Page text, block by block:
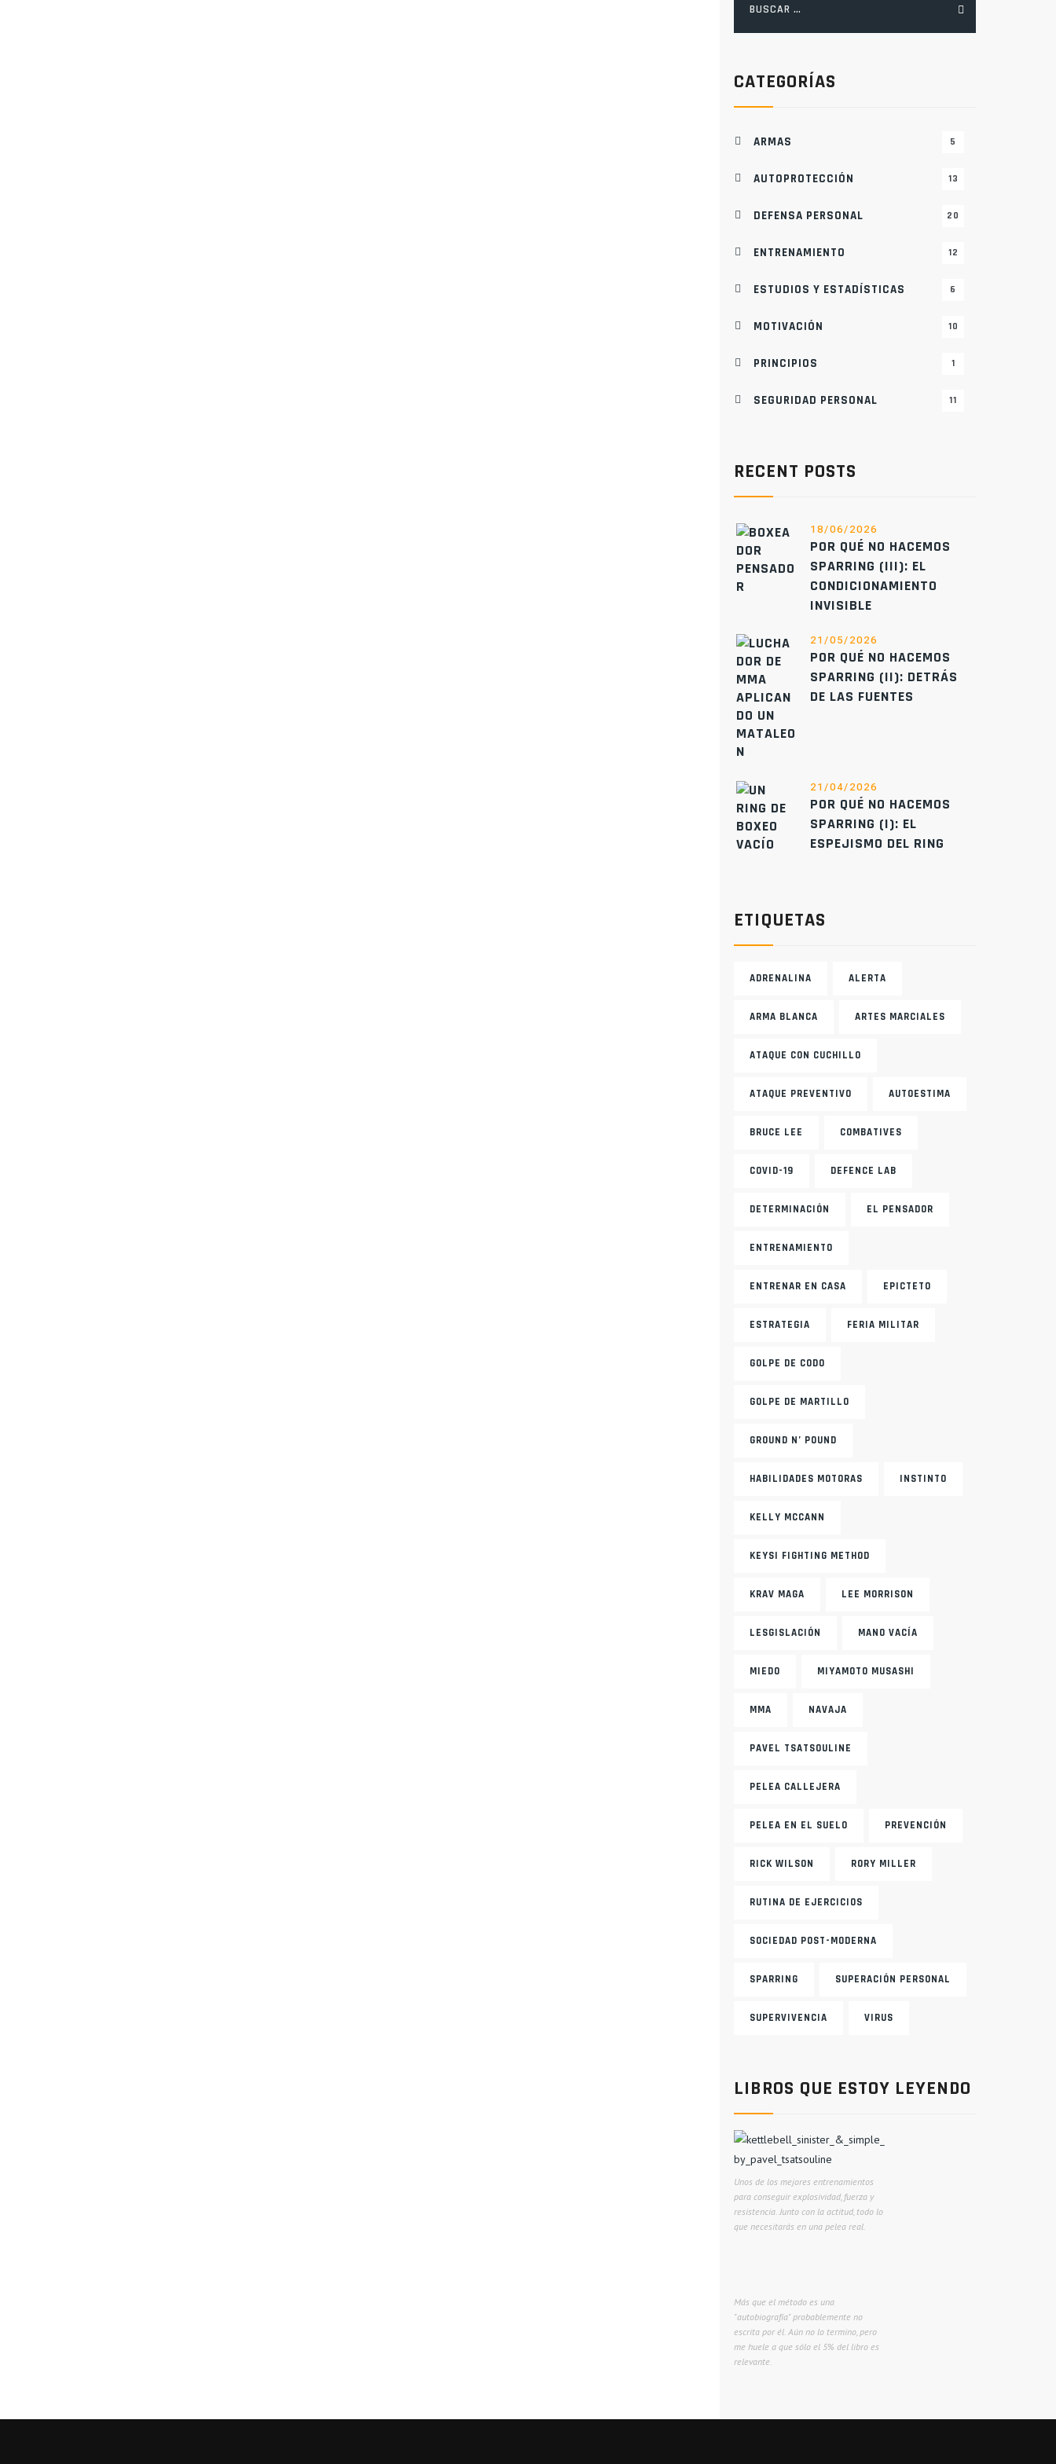
CATEGORÍAS
ARMAS 5
AUTOPROTECCIÓN 13
DEFENSA PERSONAL 20
ENTRENAMIENTO 12
ESTUDIOS Y ESTADÍSTICAS 6
MOTIVACIÓN 10
PRINCIPIOS 1
SEGURIDAD PERSONAL 11
RECENT POSTS
18/06/2026
POR QUÉ NO HACEMOS
SPARRING (III): EL
CONDICIONAMIENTO
INVISIBLE
21/05/2026
POR QUÉ NO HACEMOS
SPARRING (II): DETRÁS
DE LAS FUENTES
21/04/2026
POR QUÉ NO HACEMOS
SPARRING (I): EL
ESPEJISMO DEL RING
ETIQUETAS
ADRENALINA ALERTA
ARMA BLANCA ARTES MARCIALES
ATAQUE CON CUCHILLO
ATAQUE PREVENTIVO AUTOESTIMA
BRUCE LEE COMBATIVES
COVID-19 DEFENCE LAB
DETERMINACIÓN EL PENSADOR
ENTRENAMIENTO
ENTRENAR EN CASA EPICTETO
ESTRATEGIA FERIA MILITAR
GOLPE DE CODO
GOLPE DE MARTILLO
GROUND N’ POUND
HABILIDADES MOTORAS INSTINTO
KELLY MCCANN
KEYSI FIGHTING METHOD
KRAV MAGA LEE MORRISON
LESGISLACIÓN MANO VACÍA
MIEDO MIYAMOTO MUSASHI
MMA NAVAJA
PAVEL TSATSOULINE
PELEA CALLEJERA
PELEA EN EL SUELO PREVENCIÓN
RICK WILSON RORY MILLER
RUTINA DE EJERCICIOS
SOCIEDAD POST-MODERNA
SPARRING SUPERACIÓN PERSONAL
SUPERVIVENCIA VIRUS
LIBROS QUE ESTOY LEYENDO
Unos de los mejores entrenamientos
para conseguir explosividad, fuerza y
resistencia. Junto con la actitud, todo lo
que necesitarás en una pelea real.
Más que el método es una
"autobiografía" probablemente no
escrita por él. Aún no lo termino, pero
me huele a que sólo el 5% del libro es
relevante.